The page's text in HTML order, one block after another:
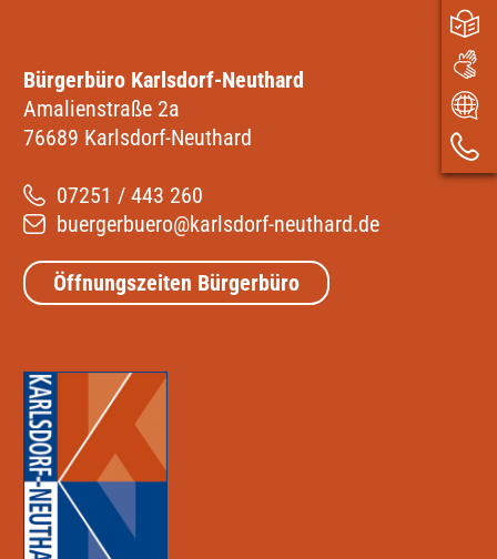
Bürgerbüro Karlsdorf-Neuthard
Amalienstraße 2a
76689 Karlsdorf-Neuthard
07251 / 443 260
buergerbuero@karlsdorf-neuthard.de
Öffnungszeiten Bürgerbüro